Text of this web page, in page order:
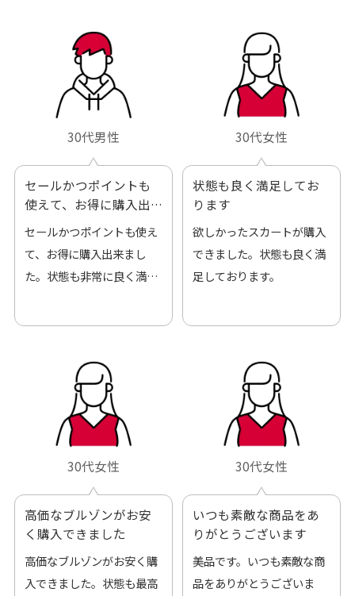
30代男性
セールかつポイントも
使えて、お得に購入出
来ました
セールかつポイントも使え
て、お得に購入出来まし
た。状態も非常に良く満足
30代女性
状態も良く満足してお
ります
欲しかったスカートが購入
できました。状態も良く満
足しております。
30代女性
高価なブルゾンがお安
く購入できました
高価なブルゾンがお安く購
入できました。状態も最高
30代女性
いつも素敵な商品をあ
りがとうございます
美品です。いつも素敵な商
品をありがとうございま